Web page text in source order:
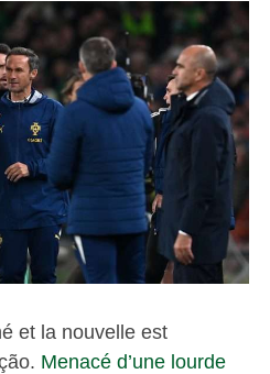
et la nouvelle est
Menacé d’une lourde